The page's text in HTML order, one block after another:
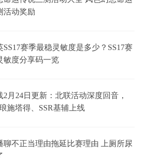
活动奖励
SS17赛季最稳灵敏度是多少？SS17赛
敏度分享码一览
2月24日更新：北联活动深度回音，
施塔得、SSR基辅上线
聊不正当理由拖延比赛理由 上厕所尿